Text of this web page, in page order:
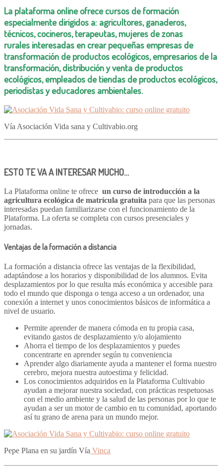
La plataforma onlineofrece cursos de formación
especialmente dirigidos a: agricultores, ganaderos,
técnicos, cocineros, terapeutas, mujeres de zonas
rurales interesadas en crear pequeñas empresas de
transformación de productos ecológicos,empresarios de la
transformación, distribución y venta de productos
ecológicos, empleados de tiendas de productos ecológicos,
periodistas y educadores ambientales.
Vía Asociación Vida sana y Cultivabio.org
ESTO TE VA A INTERESAR MUCHO…
La Plataforma online te ofrece un curso de introducción a la
agricultura ecológica de matrícula gratuita para que las personas
interesadas puedan familiarizarse con el funcionamiento de la
Plataforma. La oferta se completa con cursos presenciales y
jornadas.
Ventajas de la formación a distancia
La formación a distancia ofrece las ventajas de la flexibilidad,
adaptándose a los horarios y disponibilidad de los alumnos. Evita
desplazamientos por lo que resulta más económica y accesible para
todo el mundo que disponga o tenga acceso a un ordenador, una
conexión a internet y unos conocimientos básicos de informática a
nivel de usuario.
Permite aprender de manera cómoda en tu propia casa,
evitando gastos de desplazamiento y/o alojamiento
Ahorra el tiempo de los desplazamientos y puedes
concentrarte en aprender según tu conveniencia
Aprender algo diariamente ayuda a mantener el forma nuestro
cerebro, mejora nuestra autoestima y felicidad.
Los conocimientos adquiridos en la Plataforma Cultivabio
ayudan a mejorar nuestra sociedad, con prácticas respetuosas
con el medio ambiente y la salud de las personas por lo que te
ayudan a ser un motor de cambio en tu comunidad, aportando
así tu grano de arena para un mundo mejor.
Pepe Plana en su jardín Vía Vinca